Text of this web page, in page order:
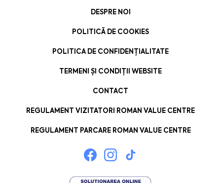
DESPRE NOI
POLITICĂ DE COOKIES
POLITICA DE CONFIDENȚIALITATE
TERMENI ȘI CONDIȚII WEBSITE
CONTACT
REGULAMENT VIZITATORI ROMAN VALUE CENTRE
REGULAMENT PARCARE ROMAN VALUE CENTRE